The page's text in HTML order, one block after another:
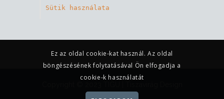
Sütik használata
Ez az oldal cookie-kat használ. Az oldal
böngészésének folytatásával Ön elfogadja a
cookie-k használatát